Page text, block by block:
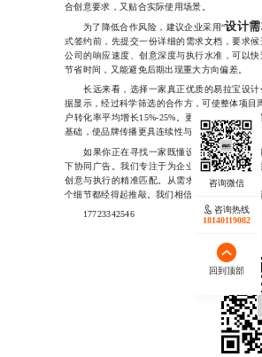
合创意要求，又贴合实际使用场景。
为了降低合作风险，建议企业采用“设计
式签约前，先提交一份详细的需求文档，要求
公司的响应速度、创意深度与执行水准，可以
节省时间，又能避免后期出现重大方向偏差。
长远来看，选择一家真正优质的易拉宝设计
据显示，经过科学筛选的合作方，可使整体项目
户转化率平均增长15%-25%。更重要的是，稳
基础，使品牌传播更具连续性与影响力。
如果你正在寻找一家既懂设计又懂协同、既
下协同广告。我们专注于为企业提供高效率、
创意与执行的精准匹配。从需求分析到最终交
个细节都经得起推敲。我们相信，好的设计不只
17723342546
咨询热线
18140119082
回到顶部